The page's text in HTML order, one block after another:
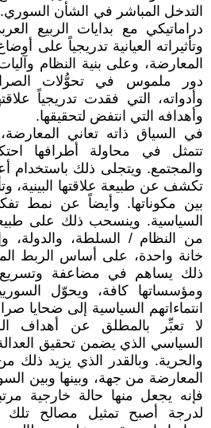
التدخل المباشر في الشأن
دراماتيكي مع بدايات الربيع
وتأثيراته العيانية تدريجياً على
المعارضة، وعلى بنية النظام
دور ملموس في تحوُّلات الصراع
وأدواته، التي فقدت تدريجياً
وأهدافه التي انتفض لتحقيقها.
في السياق ذاته تعاني
تتمثل في محاولة أطرافها
والمجتمع. ويتجلى ذلك باستخدام
تكشف عن طبيعة علاقتها البينية،
بين مكوناتها. وأيضاً عن نمط
السياسية. وينسحب ذلك على
من النظام / السلطة، والدولة،
خانة واحدة، على أساس الربط
ذلك يساهم في مضاعفة وتسريع
ومؤسساتها كافة، ويحوّل
انتماءاتهم السياسية إلى ضحايا
لا تعبِّر بالمطلق عن أهداف
السياسي الذي يضمن تحقيق العدالة
والحرية. وبالقدر الذي يزيد ذلك
المعارضة من جهة، وبينها وبين
فإنه يجعل منها حالة خارجية
لدرجة أصبح تمثيل مصالح تلك